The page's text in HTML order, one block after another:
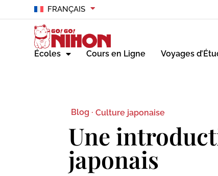
FRANÇAIS
Écoles Cours en Ligne Voyages
Blog · Culture japonaise
Une
japonais